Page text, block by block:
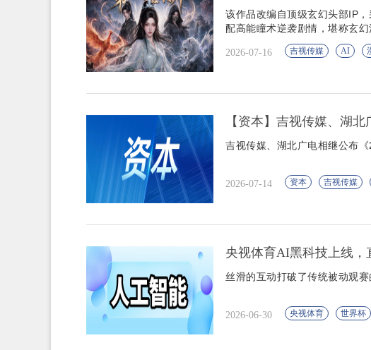
该作品改编自顶级玄幻头部IP
配高能瞳术逆袭剧情，堪称玄幻
2026-07-16 吉视传媒 AI
【资本】吉视传媒、湖
吉视传媒、湖北广电相继公布
2026-07-14 资本 吉视传媒
央视体育AI黑科技上线，
丝滑的互动打破了传统被动观赛
2026-06-30 央视体育 世界杯